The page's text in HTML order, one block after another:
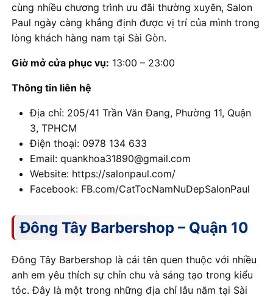
cùng nhiều chương trình ưu đãi thường xuyên, Salon
Paul ngày càng khẳng định được vị trí của mình trong
lòng khách hàng nam tại Sài Gòn.
Giờ mở cửa phục vụ: 13:00 – 23:00
Thông tin liên hệ
Địa chỉ: 205/41 Trần Văn Đang, Phường 11, Quận
3, TPHCM
Điện thoại: 0978 134 633
Email: quankhoa31890@gmail.com
Website: https://salonpaul.com/
Facebook: FB.com/CatTocNamNuDepSalonPaul
Đông Tây Barbershop – Quận 10
Đông Tây Barbershop là cái tên quen thuộc với nhiều
anh em yêu thích sự chỉn chu và sáng tạo trong kiểu
tóc. Đây là một trong những địa chỉ lâu năm tại Sài